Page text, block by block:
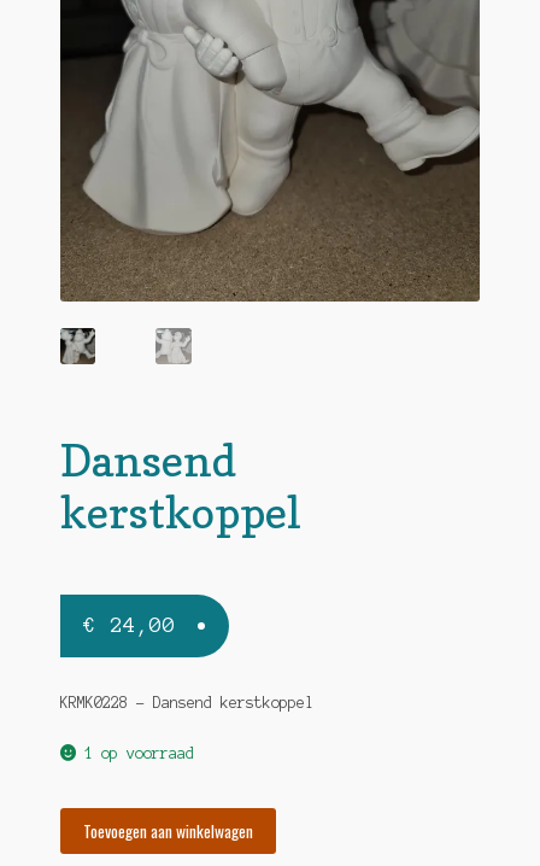
Dansend
kerstkoppel
€ 24,00
KRMK0228 – Dansend kerstkoppel
1 op voorraad
kerstkoppel
Toevoegen aan winkelwagen